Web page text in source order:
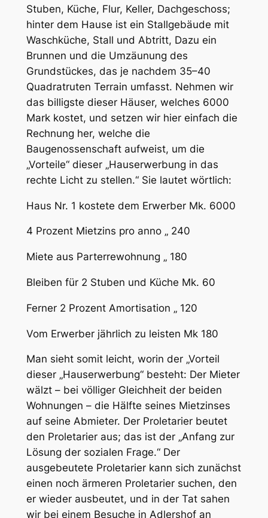
Stuben, Küche, Flur, Keller, Dachgeschoss;
hinter dem Hause ist ein Stallgebäude mit
Waschküche, Stall und Abtritt, Dazu ein
Brunnen und die Umzäunung des
Grundstückes, das je nachdem 35–40
Quadratruten Terrain umfasst. Nehmen wir
das billigste dieser Häuser, welches 6000
Mark kostet, und setzen wir hier einfach die
Rechnung her, welche die
Baugenossenschaft aufweist, um die
„Vorteile“ dieser „Hauserwerbung in das
rechte Licht zu stellen.“ Sie lautet wörtlich:
Haus Nr. 1 kostete dem Erwerber Mk. 6000
4 Prozent Mietzins pro anno „ 240
Miete aus Parterrewohnung „ 180
Bleiben für 2 Stuben und Küche Mk. 60
Ferner 2 Prozent Amortisation „ 120
Vom Erwerber jährlich zu leisten Mk 180
Man sieht somit leicht, worin der „Vorteil
dieser „Hauserwerbung“ besteht: Der Mieter
wälzt – bei völliger Gleichheit der beiden
Wohnungen – die Hälfte seines Mietzinses
auf seine Abmieter. Der Proletarier beutet
den Proletarier aus; das ist der „Anfang zur
Lösung der sozialen Frage.“ Der
ausgebeutete Proletarier kann sich zunächst
einen noch ärmeren Proletarier suchen, den
er wieder ausbeutet, und in der Tat sahen
wir bei einem Besuche in Adlershof an